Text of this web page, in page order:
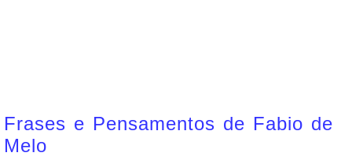
Frases e Pensamentos de Fabio de
Melo